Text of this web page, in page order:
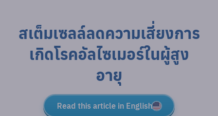
สเต็มเซลล์ลดความเสี่ยงการ
เกิดโรคอัลไซเมอร์ในผู้สูง
อายุ
Read this article in English